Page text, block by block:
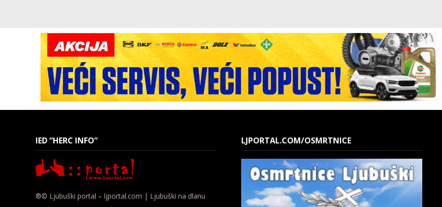
IED “HERC INFO”
®© Ljubuški portal – ljportal.com | Ljubuški na dlanu
LJPORTAL.COM/OSMRTNICE